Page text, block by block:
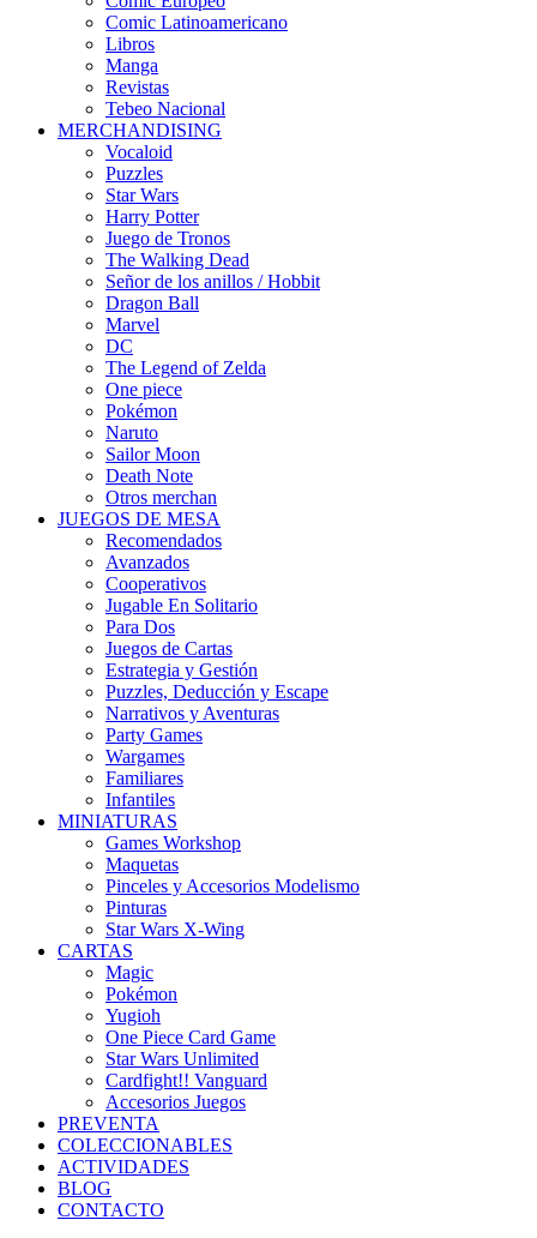
Comic Latinoamericano
Libros
Manga
Revistas
Tebeo Nacional
MERCHANDISING
Vocaloid
Puzzles
Star Wars
Harry Potter
Juego de Tronos
The Walking Dead
Señor de los anillos / Hobbit
Dragon Ball
Marvel
DC
The Legend of Zelda
One piece
Pokémon
Naruto
Sailor Moon
Death Note
Otros merchan
JUEGOS DE MESA
Recomendados
Avanzados
Cooperativos
Jugable En Solitario
Para Dos
Juegos de Cartas
Estrategia y Gestión
Puzzles, Deducción y Escape
Narrativos y Aventuras
Party Games
Wargames
Familiares
Infantiles
MINIATURAS
Games Workshop
Maquetas
Pinceles y Accesorios Modelismo
Pinturas
Star Wars X-Wing
CARTAS
Magic
Pokémon
Yugioh
One Piece Card Game
Star Wars Unlimited
Cardfight!! Vanguard
Accesorios Juegos
PREVENTA
COLECCIONABLES
ACTIVIDADES
BLOG
CONTACTO